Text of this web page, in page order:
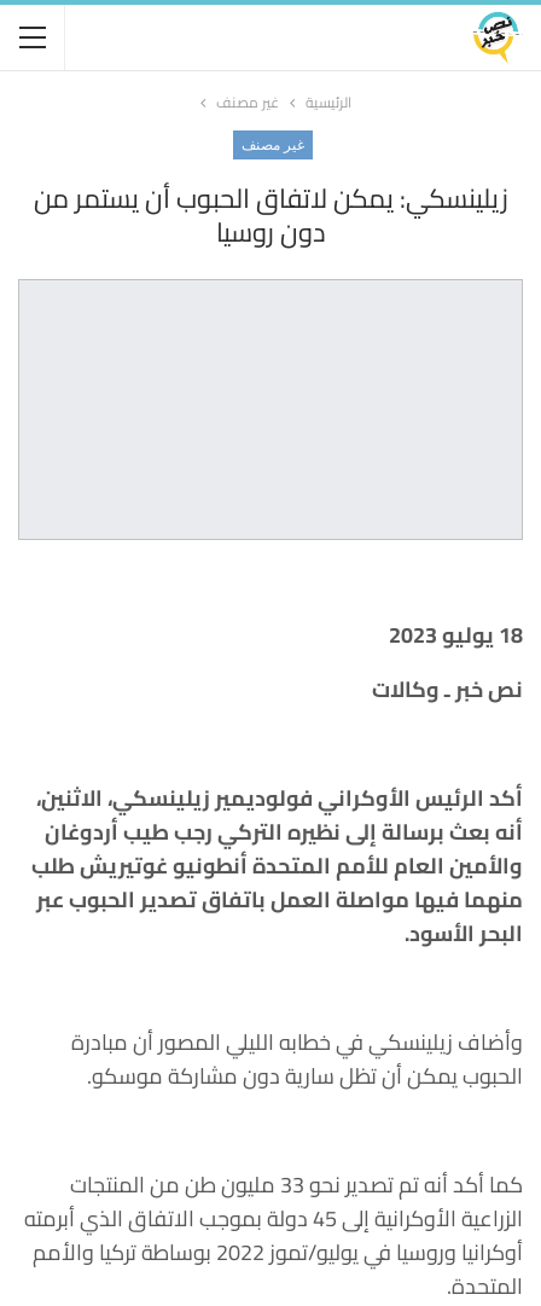
الرئيسية غير مصنف
غير مصنف
زيلينسكي: يمكن لاتفاق الحبوب أن يستمر من
دون روسيا
18 يوليو 2023
نص خبر ـ وكالات
أكد الرئيس الأوكراني فولوديمير زيلينسكي، الاثنين،
أنه بعث برسالة إلى نظيره التركي رجب طيب أردوغان
والأمين العام للأمم المتحدة أنطونيو غوتيريش طلب
منهما فيها مواصلة العمل باتفاق تصدير الحبوب عبر
البحر الأسود.
وأضاف زيلينسكي في خطابه الليلي المصور أن مبادرة
الحبوب يمكن أن تظل سارية دون مشاركة موسكو.
كما أكد أنه تم تصدير نحو 33 مليون طن من المنتجات
الزراعية الأوكرانية إلى 45 دولة بموجب الاتفاق الذي أبرمته
أوكرانيا وروسيا في يوليو/تموز 2022 بوساطة تركيا والأمم
المتحدة.